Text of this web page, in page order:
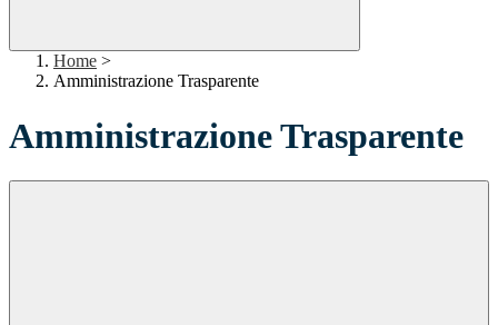
Home >
Amministrazione Trasparente
Amministrazione Trasparente